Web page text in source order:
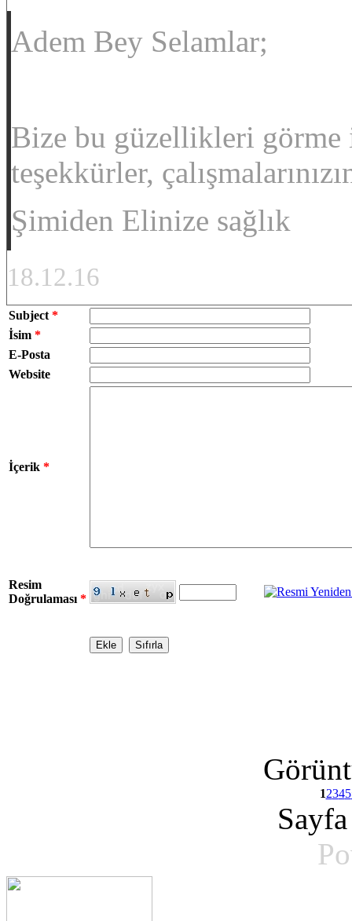
Adem Bey Selamlar;
Bize bu güzellikleri görme
teşekkürler,
Şimiden Elinize sağlık
18.12.16
Subject *
İsim *
E-Posta
Website
İçerik *
Resim
Doğrulaması *
12345